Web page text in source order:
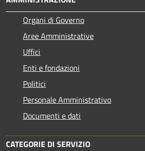
Organi di Governo
Aree Amministrative
Uffici
Enti e fondazioni
Politici
Personale Amministrativo
Documenti e dati
CATEGORIE DI SERVIZIO